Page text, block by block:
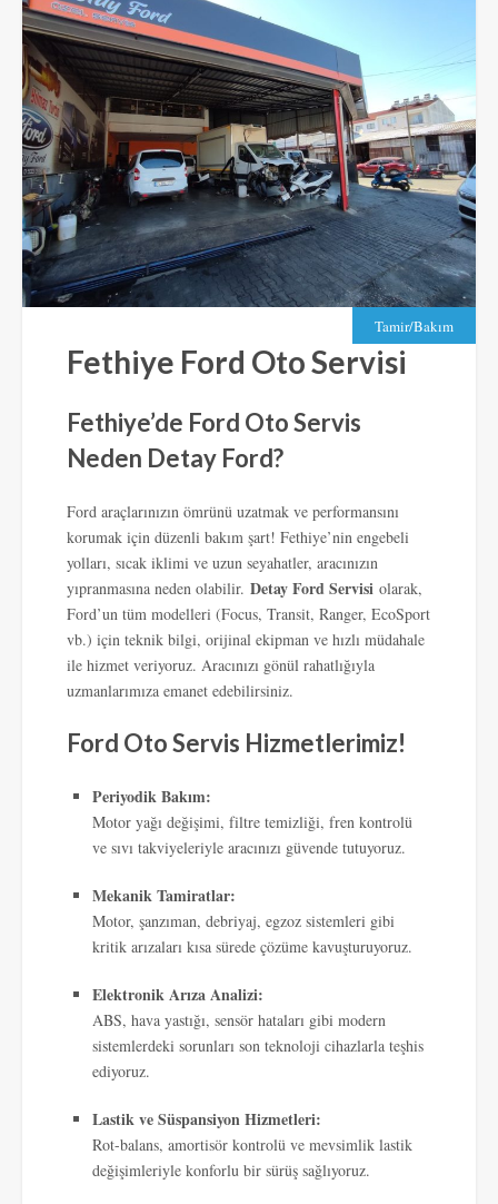
Tamir/Bakım
Fethiye Ford Oto Servisi
Fethiye’de Ford Oto Servis
Neden Detay Ford?
Ford araçlarınızın ömrünü uzatmak ve performansını
korumak için düzenli bakım şart! Fethiye’nin engebeli
yolları, sıcak iklimi ve uzun seyahatler, aracınızın
yıpranmasına neden olabilir. Detay Ford Servisi olarak,
Ford’un tüm modelleri (Focus, Transit, Ranger, EcoSport
vb.) için teknik bilgi, orijinal ekipman ve hızlı müdahale
ile hizmet veriyoruz. Aracınızı gönül rahatlığıyla
uzmanlarımıza emanet edebilirsiniz.
Ford Oto Servis Hizmetlerimiz!
Periyodik Bakım:
Motor yağı değişimi, filtre temizliği, fren kontrolü
ve sıvı takviyeleriyle aracınızı güvende tutuyoruz.
Mekanik Tamiratlar:
Motor, şanzıman, debriyaj, egzoz sistemleri gibi
kritik arızaları kısa sürede çözüme kavuşturuyoruz.
Elektronik Arıza Analizi:
ABS, hava yastığı, sensör hataları gibi modern
sistemlerdeki sorunları son teknoloji cihazlarla teşhis
ediyoruz.
Lastik ve Süspansiyon Hizmetleri:
Rot-balans, amortisör kontrolü ve mevsimlik lastik
değişimleriyle konforlu bir sürüş sağlıyoruz.